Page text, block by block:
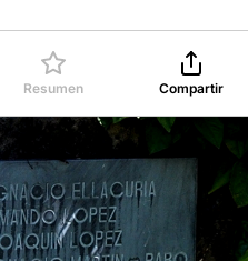
Resumen Compartir